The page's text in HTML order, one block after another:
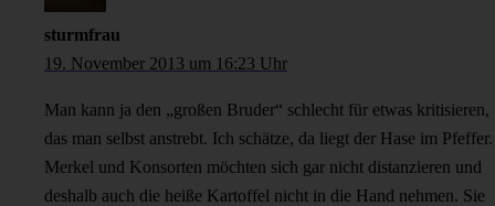
sturmfrau
19. November 2013 um 16:23 Uhr
Man kann ja den „großen Bruder“ schlecht für etwas kritisieren,
das man selbst anstrebt. Ich schätze, da liegt der Hase im Pfeffer.
Merkel und Konsorten möchten sich gar nicht distanzieren und
deshalb auch die heiße Kartoffel nicht in die Hand nehmen. Sie